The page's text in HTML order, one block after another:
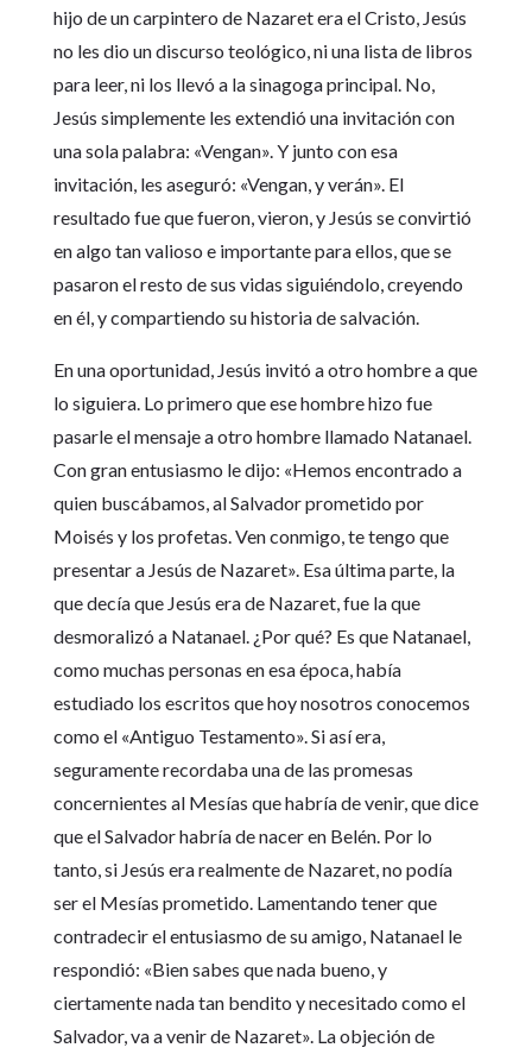
hijo de un carpintero de Nazaret era el Cristo, Jesús
no les dio un discurso teológico, ni una lista de libros
para leer, ni los llevó a la sinagoga principal. No,
Jesús simplemente les extendió una invitación con
una sola palabra: «Vengan». Y junto con esa
invitación, les aseguró: «Vengan, y verán». El
resultado fue que fueron, vieron, y Jesús se convirtió
en algo tan valioso e importante para ellos, que se
pasaron el resto de sus vidas siguiéndolo, creyendo
en él, y compartiendo su historia de salvación.
En una oportunidad, Jesús invitó a otro hombre a que
lo siguiera. Lo primero que ese hombre hizo fue
pasarle el mensaje a otro hombre llamado Natanael.
Con gran entusiasmo le dijo: «Hemos encontrado a
quien buscábamos, al Salvador prometido por
Moisés y los profetas. Ven conmigo, te tengo que
presentar a Jesús de Nazaret». Esa última parte, la
que decía que Jesús era de Nazaret, fue la que
desmoralizó a Natanael. ¿Por qué? Es que Natanael,
como muchas personas en esa época, había
estudiado los escritos que hoy nosotros conocemos
como el «Antiguo Testamento». Si así era,
seguramente recordaba una de las promesas
concernientes al Mesías que habría de venir, que dice
que el Salvador habría de nacer en Belén. Por lo
tanto, si Jesús era realmente de Nazaret, no podía
ser el Mesías prometido. Lamentando tener que
contradecir el entusiasmo de su amigo, Natanael le
respondió: «Bien sabes que nada bueno, y
ciertamente nada tan bendito y necesitado como el
Salvador, va a venir de Nazaret». La objeción de